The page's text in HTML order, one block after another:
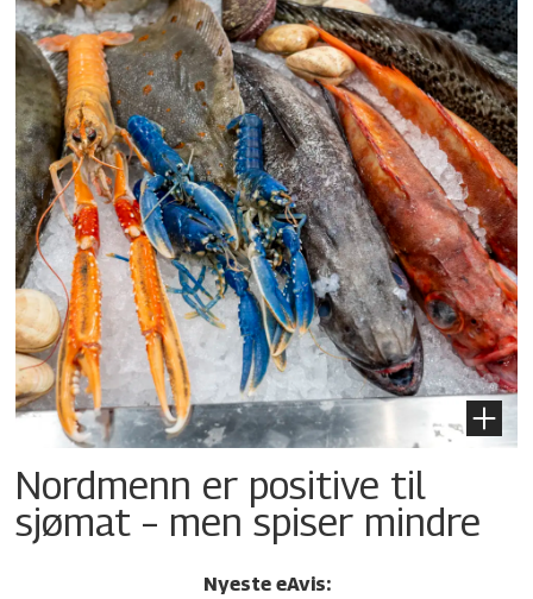
Nordmenn er positive til
sjømat – men spiser mindre
Nyeste eAvis: